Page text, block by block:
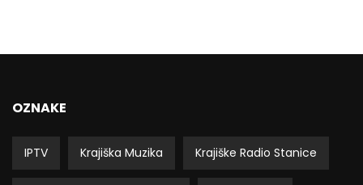
OZNAKE
IPTV Krajiška Muzika Krajiške Radio Stanice